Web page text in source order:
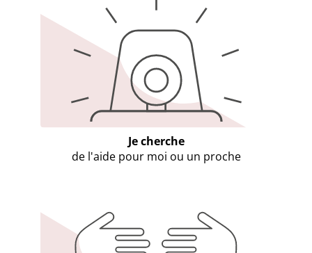
Je cherche
de l'aide pour moi ou un proche